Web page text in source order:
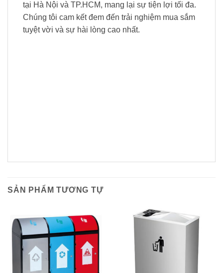
tại Hà Nội và TP.HCM, mang lại sự tiện lợi tối đa.
Chúng tôi cam kết đem đến trải nghiệm mua sắm
tuyệt vời và sự hài lòng cao nhất.
SẢN PHẨM TƯƠNG TỰ